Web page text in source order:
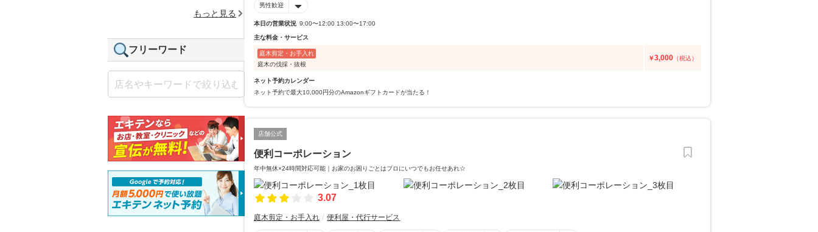
男性歓迎
本日の営業状況 9:00〜12:00 13:00〜17:00
主な料金・サービス
庭木剪定・お手入れ
庭木の伐採・抜根
￥3,000 （税込）
ネット予約カレンダー
ネット予約で最大10,000円分のAmazonギフトカードが当たる！
店舗公式
便利コーポレーション
年中無休×24時間対応可能｜お家のお困りごとはプロにいつでもお任せあれ☆
3.07
庭木剪定・お手入れ 便利屋・代行サービス
もっと見る
フリーワード